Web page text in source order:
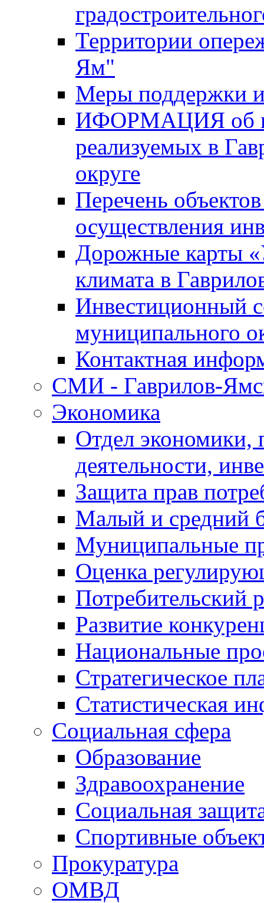
Территории
Ям"
Меры поддержки
ИФОРМАЦИЯ об
реализуемых в
округе
Перечень
осуществления
Дорожные карты
климата в
Инвестиционный
муниципального
Контактная
СМИ - Гаврилов-
Экономика
Отдел экономики,
деятельности,
Защита прав
Малый и средний
Муниципальные
Оценка
Потребительский
Развитие
Национальные
Стратегическое
Статистическая
Социальная сфера
Образование
Здравоохранение
Социальная
Спортивные
Прокуратура
ОМВД